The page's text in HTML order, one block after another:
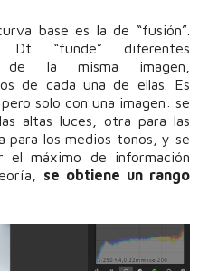
base es la de “fusión”.
Dt “funde” diferentes
de la misma imagen,
de cada una de ellas. Es
solo con una imagen: se
altas luces, otra para las
para los medios tonos, y se
el máximo de información
se obtiene un rango